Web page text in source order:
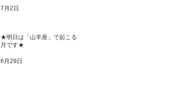
7月2日
★明日は「山羊座」で起こる満
月です★
6月29日